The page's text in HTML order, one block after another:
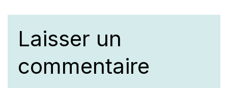
Laisser un
commentaire